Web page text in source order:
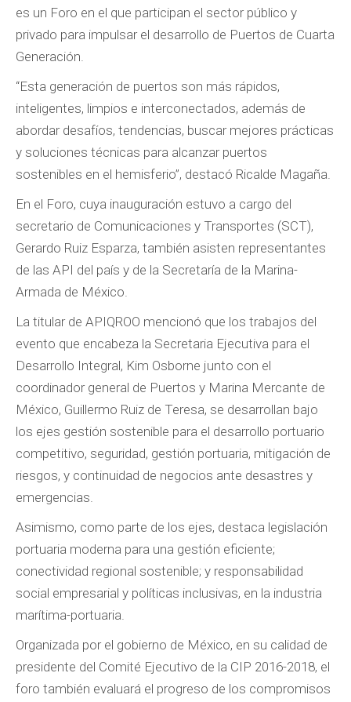
es un Foro en el que participan el sector público y
privado para impulsar el desarrollo de Puertos de Cuarta
Generación.
“Esta generación de puertos son más rápidos,
inteligentes, limpios e interconectados, además de
abordar desafíos, tendencias, buscar mejores prácticas
y soluciones técnicas para alcanzar puertos
sostenibles en el hemisferio”, destacó Ricalde Magaña.
En el Foro, cuya inauguración estuvo a cargo del
secretario de Comunicaciones y Transportes (SCT),
Gerardo Ruiz Esparza, también asisten representantes
de las API del país y de la Secretaría de la Marina-
Armada de México.
La titular de APIQROO mencionó que los trabajos del
evento que encabeza la Secretaria Ejecutiva para el
Desarrollo Integral, Kim Osborne junto con el
coordinador general de Puertos y Marina Mercante de
México, Guillermo Ruiz de Teresa, se desarrollan bajo
los ejes gestión sostenible para el desarrollo portuario
competitivo, seguridad, gestión portuaria, mitigación de
riesgos, y continuidad de negocios ante desastres y
emergencias.
Asimismo, como parte de los ejes, destaca legislación
portuaria moderna para una gestión eficiente;
conectividad regional sostenible; y responsabilidad
social empresarial y políticas inclusivas, en la industria
marítima-portuaria.
Organizada por el gobierno de México, en su calidad de
presidente del Comité Ejecutivo de la CIP 2016-2018, el
foro también evaluará el progreso de los compromisos